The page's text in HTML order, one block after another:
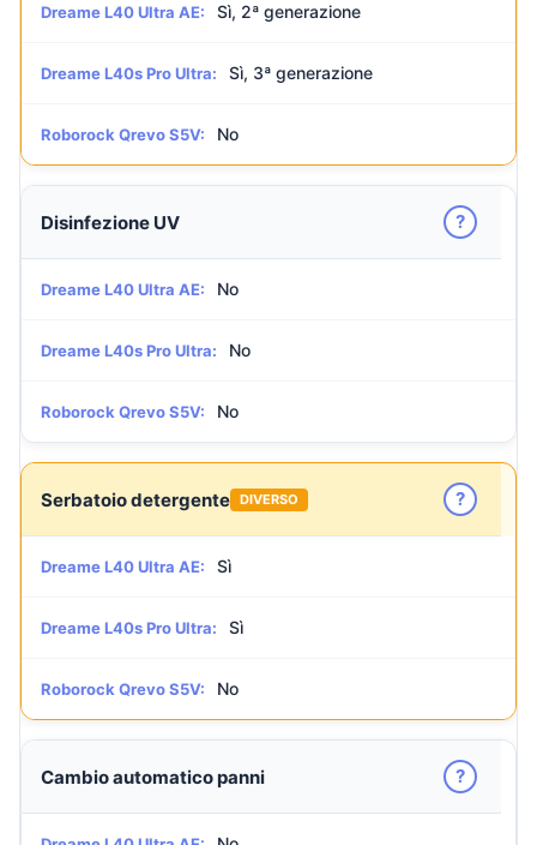
Dreame L40 Ultra AE: Sì, 2ª generazione
Dreame L40s Pro Ultra: Sì, 3ª generazione
Roborock Qrevo S5V: No
Disinfezione UV ?
Dreame L40 Ultra AE: No
Dreame L40s Pro Ultra: No
Roborock Qrevo S5V: No
Serbatoio detergente DIVERSO ?
Dreame L40 Ultra AE: Sì
Dreame L40s Pro Ultra: Sì
Roborock Qrevo S5V: No
Cambio automatico panni ?